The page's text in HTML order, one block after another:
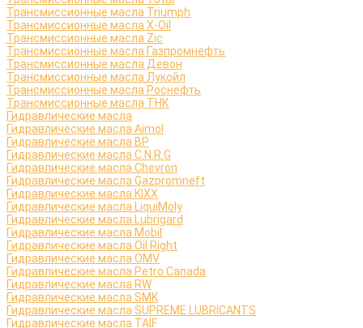
Трансмиссионные масла Triumph
Трансмиссионные масла X-Oil
Трансмиссионные масла Zic
Трансмиссионные масла Газпромнефть
Трансмиссионные масла Девон
Трансмиссионные масла Лукойл
Трансмиссионные масла Роснефть
Трансмиссионные масла ТНК
Гидравлические масла
Гидравлические масла Aimol
Гидравлические масла BP
Гидравлические масла C.N.R.G
Гидравлические масла Chevron
Гидравлические масла Gazpromneft
Гидравлические масла KIXX
Гидравлические масла LiquiMoly
Гидравлические масла Lubrigard
Гидравлические масла Mobil
Гидравлические масла Oil Right
Гидравлические масла OMV
Гидравлические масла Petro Canada
Гидравлические масла RW
Гидравлические масла SMK
Гидравлические масла SUPREME LUBRICANTS
Гидравлические масла TAIF